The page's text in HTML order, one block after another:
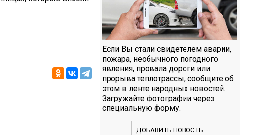
Если Вы стали свидетелем аварии,
пожара, необычного погодного
явления, провала дороги или
прорыва теплотрассы, сообщите об
этом в ленте народных новостей.
Загружайте фотографии через
специальную форму.
ДОБАВИТЬ НОВОСТЬ